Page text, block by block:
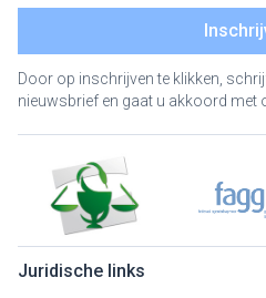
Door op inschrijven te klikken,
nieuwsbrief en gaat u akkoord met
Juridische links